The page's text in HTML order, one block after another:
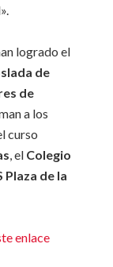
logrado el
de
de
a los
curso
, el Colegio
Plaza de la
enlace